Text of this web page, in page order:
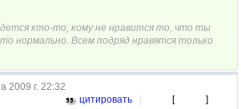
кто-то, кому не нравится то, что ты
нормально. Всем подряд нравятся только
2009 г. 22:32
цитировать
| [
]